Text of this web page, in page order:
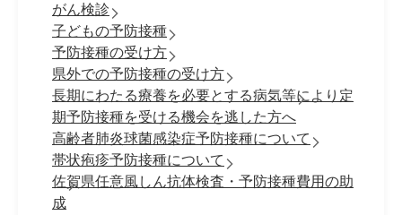
がん検診
子どもの予防接種
予防接種の受け方
県外での予防接種の受け方
長期にわたる療養を必要とする病気等により定
期予防接種を受ける機会を逃した方へ
高齢者肺炎球菌感染症予防接種について
帯状疱疹予防接種について
佐賀県任意風しん抗体検査・予防接種費用の助
成